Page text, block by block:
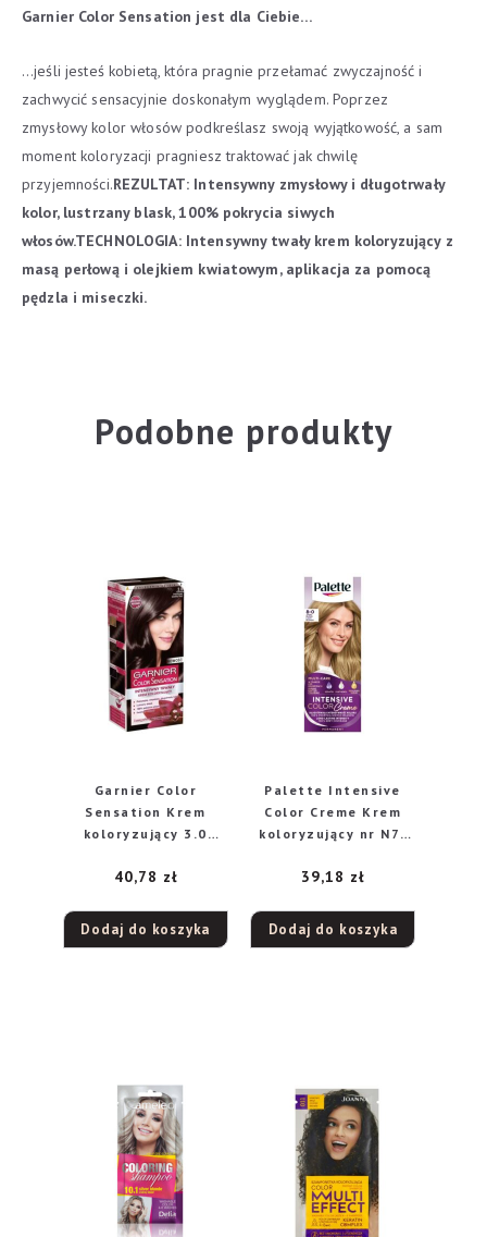
Garnier Color Sensation jest dla Ciebie…
…jeśli jesteś kobietą, która pragnie przełamać zwyczajność i
zachwycić sensacyjnie doskonałym wyglądem. Poprzez
zmysłowy kolor włosów podkreślasz swoją wyjątkowość, a sam
moment koloryzacji pragniesz traktować jak chwilę
przyjemności.REZULTAT: Intensywny zmysłowy i długotrwały
kolor, lustrzany blask, 100% pokrycia siwych
włosów.TECHNOLOGIA:Intensywny twały krem koloryzujący z
masą perłową i olejkiem kwiatowym, aplikacja za pomocą
pędzla i miseczki.
Podobne produkty
Garnier Color
Sensation Krem
koloryzujący 3.0
Prestiżowy ciemny
40,78 zł
Dodaj do koszyka
Palette Intensive
Color Creme Krem
koloryzujący nr N7-
39,18 zł
Dodaj do koszyka